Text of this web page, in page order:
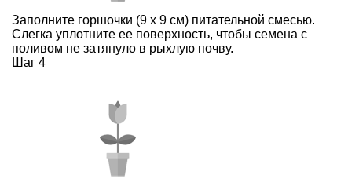
Заполните горшочки (9 х 9 см) питательной смесью.
Слегка уплотните ее поверхность, чтобы семена с
поливом не затянуло в рыхлую почву.
Шаг 4